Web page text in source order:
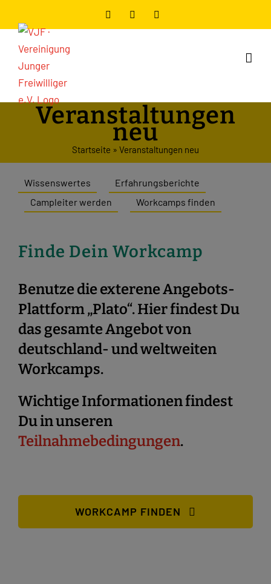
Inhalt
FacebookInstagram
Veranstaltungen
neu
Startseite » Veranstaltungen neu
Wissenswertes
Erfahrungsberichte
Campleiter werden
Workcamps finden
Finde Dein Workcamp
Benutze die exterene Angebots-
Plattform „Plato“. Hier findest Du
das gesamte Angebot von
deutschland- und weltweiten
Workcamps.
Wichtige Informationen findest
Du in unseren
Teilnahmebedingungen.
WORKCAMP FINDEN